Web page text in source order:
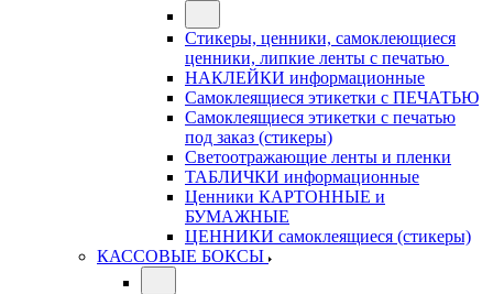
Стикеры, ценники, самоклеющиеся
ценники, липкие ленты с печатью
НАКЛЕЙКИ информационные
Самоклеящиеся этикетки с ПЕЧАТЬЮ
Самоклеящиеся этикетки с печатью
под заказ (стикеры)
Светоотражающие ленты и пленки
ТАБЛИЧКИ информационные
Ценники КАРТОННЫЕ и
БУМАЖНЫЕ
ЦЕННИКИ самоклеящиеся (стикеры)
КАССОВЫЕ БОКСЫ